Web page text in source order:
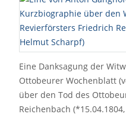
Eine Danksagung der
Ottobeurer Wochenblatt
über den Tod des
Reichenbach